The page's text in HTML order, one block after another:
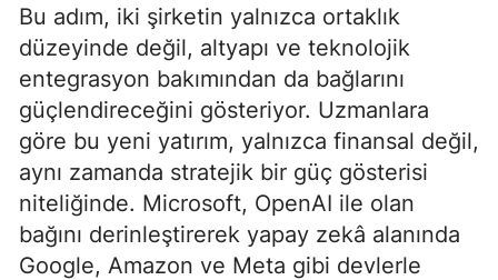
Bu adım, iki şirketin yalnızca ortaklık
düzeyinde değil, altyapı ve teknolojik
entegrasyon bakımından da bağlarını
güçlendireceğini gösteriyor. Uzmanlara
göre bu yeni yatırım, yalnızca finansal değil,
aynı zamanda stratejik bir güç gösterisi
niteliğinde. Microsoft, OpenAI ile olan
bağını derinleştirerek yapay zekâ alanında
Google, Amazon ve Meta gibi devlerle